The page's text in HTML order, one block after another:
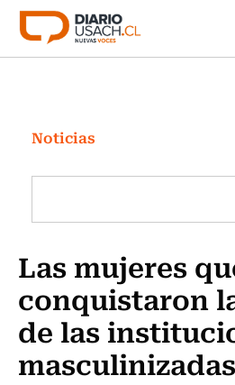
Click acá para ir directamente
Investigación
Cultura
Programas Radio y TV
Noticias
Las mujeres
conquistaron
de las